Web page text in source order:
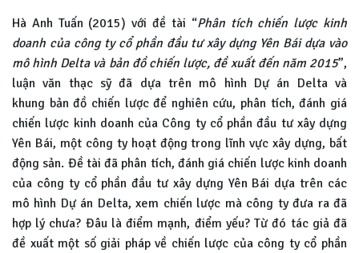
Hà Anh Tuấn (2015) với đề tài “Phân tích chiến lược kinh
doanh của công ty cổ phần đầu tư xây dựng Yên Bái dựa vào
mô hình Delta và bản đồ chiến lược, đề xuất đến năm 2015”,
luận văn thạc sỹ đã dựa trên mô hình Dự án Delta và
khung bản đồ chiến lược để nghiên cứu, phân tích, đánh giá
chiến lược kinh doanh của Công ty cổ phần đầu tư xây dựng
Yên Bái, một công ty hoạt động trong lĩnh vực xây dựng, bất
động sản. Đề tài đã phân tích, đánh giá chiến lược kinh doanh
của công ty cổ phần đầu tư xây dựng Yên Bái dựa trên các
mô hình Dự án Delta, xem chiến lược mà công ty đưa ra đã
hợp lý chưa? Đâu là điểm mạnh, điểm yếu? Từ đó tác giả đã
đề xuất một số giải pháp về chiến lược của công ty cổ phần